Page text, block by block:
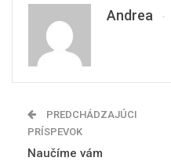
Andrea
PREDCHÁDZAJÚCI
PRÍSPEVOK
Naučíme vám